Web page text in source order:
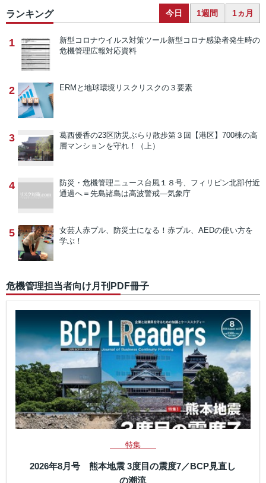
ランキング 今日 1週間 1ヵ月
1 新型コロナウイルス対策ツール新型コロナ感染者発生時の
危機管理広報対応資料
2 ERMと地球環境リスク リスクの３要素
3 葛西優香の23区防災ぶらり散歩第３回【港区】700棟の高
層マンションを守れ！（上）
4 防災・危機管理ニュース台風１８号、フィリピン北部付近
通過へ＝先島諸島は高波警戒―気象庁
5 女芸人赤プル、防災士になる！ 赤プル、AEDの使い方を
学ぶ！
危機管理担当者向け月刊PDF冊子
特集
2026年8月号 熊本地震 3度目の震度7／BCP見直し
の潮流